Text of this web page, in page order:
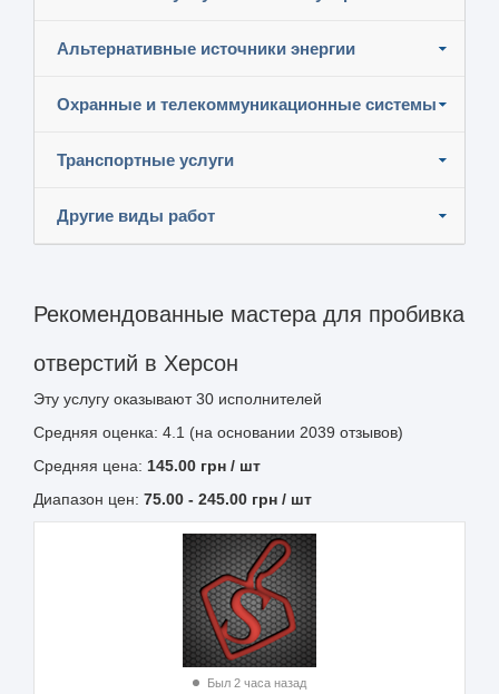
Альтернативные источники энергии
Охранные и телекоммуникационные системы
Транспортные услуги
Другие виды работ
Рекомендованные мастера для пробивка
отверстий в Херсон
Эту услугу оказывают30 исполнителей
Средняя оценка: 4.1 (на основании 2039 отзывов)
Средняя цена: 145.00 грн / шт
Диапазон цен: 75.00 - 245.00 грн / шт
Был 2 часа назад